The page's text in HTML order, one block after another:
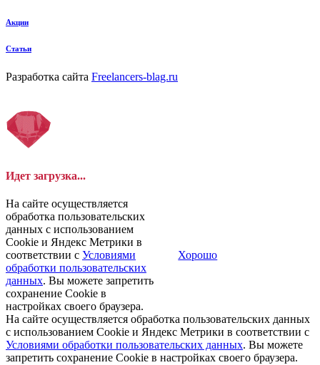
Акции
Статьи
Разработка сайта Freelancers-blag.ru
Идет загрузка...
На сайте осуществляется
обработка пользовательских
данных с использованием
Cookie и Яндекс Метрики в
соответствии с Условиями
обработки пользовательских
данных. Вы можете запретить
сохранение Cookie в
настройках своего браузера.
Хорошо
На сайте осуществляется обработка пользовательских данных
с использованием Cookie и Яндекс Метрики в соответствии с
Условиями обработки пользовательских данных. Вы можете
запретить сохранение Cookie в настройках своего браузера.